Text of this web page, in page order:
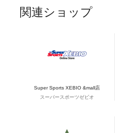
関連ショップ
Super Sports XEBIO &mall店
スーパースポーツゼビオ